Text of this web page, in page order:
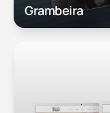
Grambeira